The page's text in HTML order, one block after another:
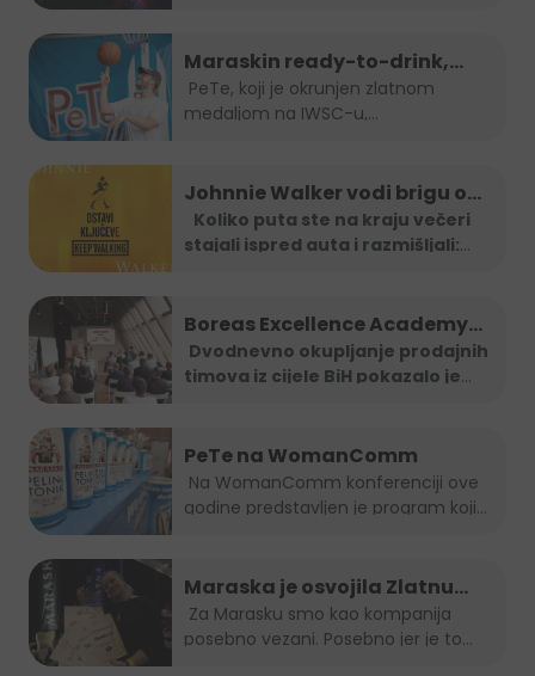
Maraskin ready-to-drink,
dobro prepoznatljivi PeTe je
na Sarajevo Street Food
medaljom na IWSC-u,
Johnnie Walker vodi brigu o
tebi: Jeftiniji povratak kući
taxi vozilima širom BiH
Koliko puta ste na kraju večeri
stajali ispred auta i razmišljali:
Boreas Excellence Academy
2025
Dvodnevno okupljanje prodajnih
timova iz cijele BiH pokazalo je...
PeTe na WomanComm
godine predstavljen je program koji
Maraska je osvojila Zlatnu
plaketu, opet!
posebno vezani. Posebno jer je to...